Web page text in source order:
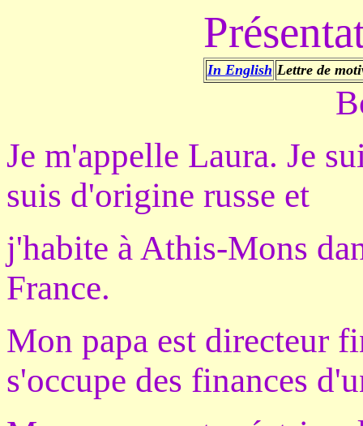
In English Lettre de
Je m'appelle Laura. Je
suis d'origine russe et
j'habite à Athis-Mons
France.
Mon papa est directeur
s'occupe des finances